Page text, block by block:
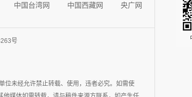
中国台湾网 中国西藏网
央广网
号
位未经允许禁止转载、使用，违者必究。如需使